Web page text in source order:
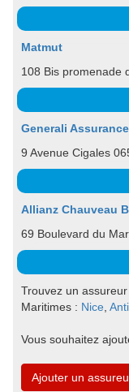
Matmut
108 Bis promenade
Generali
9 Avenue Cigales
Allianz Chauveau
69 Boulevard du
Trouvez un
Maritimes : Nice
Vous souhaitez
Ajouter un